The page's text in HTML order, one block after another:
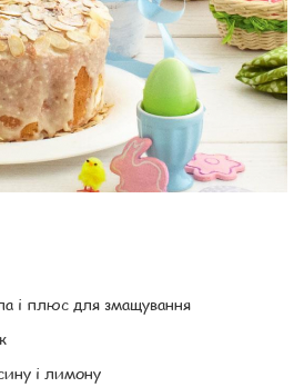
і плюс для змащування
і лимону